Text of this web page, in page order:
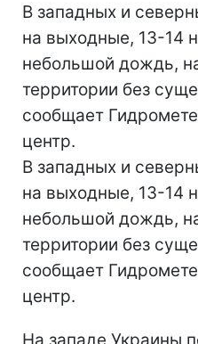
В западных и
на выходные, 13-14
небольшой дождь,
территории без
сообщает
центр.
В западных и
на выходные, 13-14
небольшой дождь,
территории без
сообщает
центр.
На западе Украины